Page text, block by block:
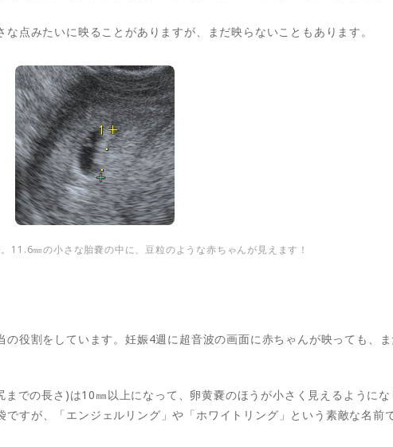
点みたいに映ることがありますが、まだ映らないこともあります。
11.6㎜の小さな胎嚢の中に、豆粒のような赤ちゃんが見えます！
役割をしています。妊娠4週に超音波の画面に赤ちゃんが映っても、
での長さ)は10㎜以上になって、卵黄嚢のほうが小さく見えるように
すが、「エンジェルリング」や「ホワイトリング」という素敵な名前